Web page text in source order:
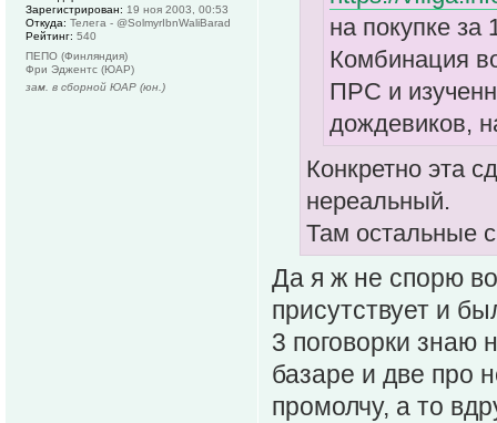
на покупке
Комбинация
ПРС и
дождевиков,
Конкретно эта
нереальный.
Там остальные
Да я ж не спорю
присутствует и
3 поговорки знаю
базаре и две про
промолчу, а то
Зарегистрирован: 19 ноя 2003, 00:53
Откуда: Телега - @SolmyrIbnWaliBarad
Рейтинг: 540
ПЕПО (Финляндия)
Фри Эджентс (ЮАР)
зам. в сборной ЮАР (юн.)